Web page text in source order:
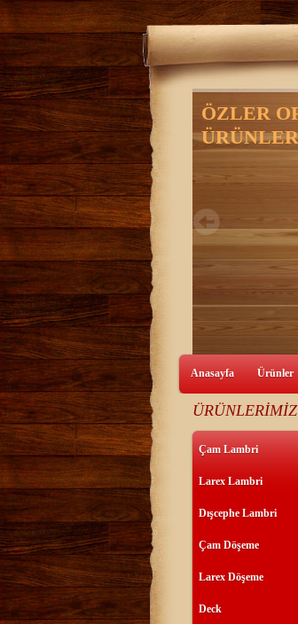
Anasayfa Ürünler
ÜRÜNLERİMİZ
Çam Lambri
Larex Lambri
Dışcephe Lambri
Çam Döşeme
Larex Döşeme
Deck